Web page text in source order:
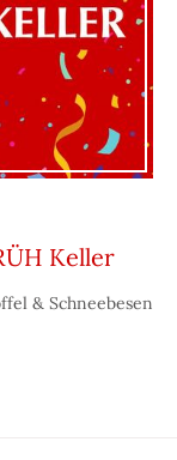
Keller
& Schneebesen